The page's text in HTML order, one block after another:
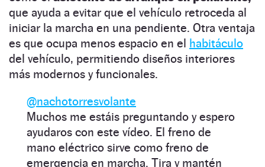
que ayuda a evitar que el vehículo retroceda al
iniciar la marcha en una pendiente. Otra ventaja
es que ocupa menos espacio en el habitáculo
del vehículo, permitiendo diseños interiores
más modernos y funcionales.
@nachotorresvolante
Muchos me estáis preguntando y espero
ayudaros con este vídeo. El freno de
mano eléctrico sirve como freno de
emergencia en marcha. Tira y mantén